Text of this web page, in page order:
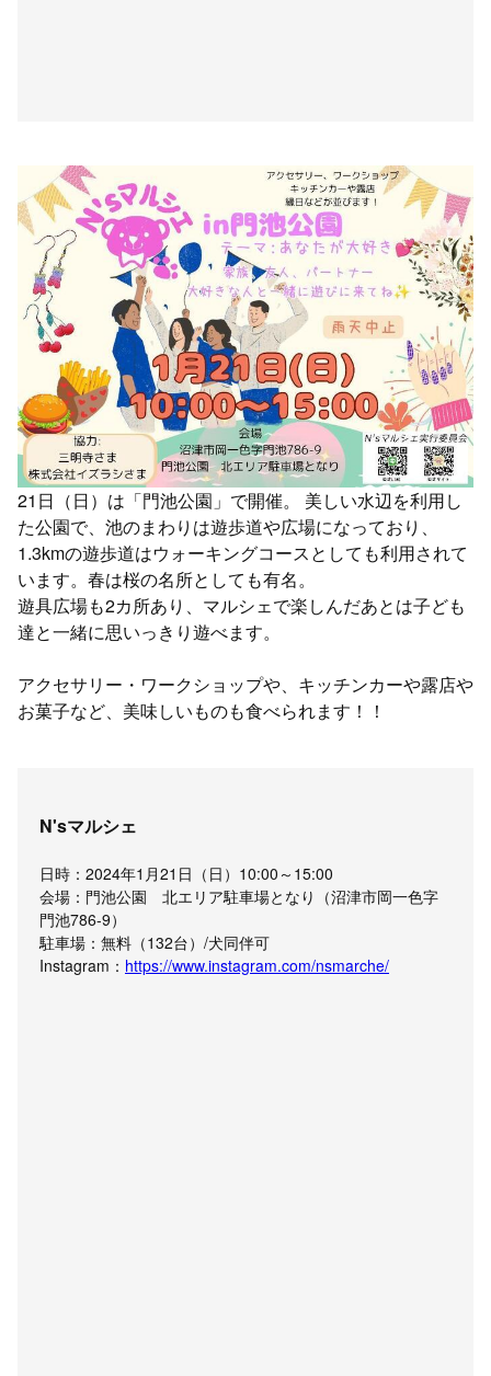
21日（日）は「門池公園」で開催。 美しい水辺を利用し
た公園で、池のまわりは遊歩道や広場になっており、
1.3kmの遊歩道はウォーキングコースとしても利用されて
います。春は桜の名所としても有名。
遊具広場も2カ所あり、マルシェで楽しんだあとは子ども
達と一緒に思いっきり遊べます。
アクセサリー・ワークショップや、キッチンカーや露店や
お菓子など、美味しいものも食べられます！！
N'sマルシェ
日時：2024年1月21日（日）10:00～15:00
会場：門池公園 北エリア駐車場となり（沼津市岡一色字
門池786-9）
駐車場：無料（132台）/犬同伴可
Instagram： https://www.instagram.com/nsmarche/